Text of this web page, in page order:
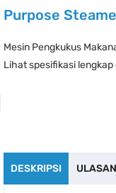
Purpose
Mesin Pengkukus
Lihat spesifikasi
DESKRIPSI